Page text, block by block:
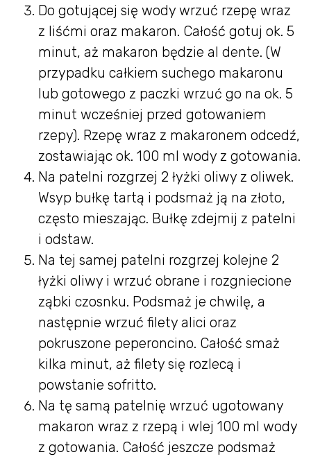
Do gotującej się wody wrzuć rzepę wraz
z liśćmi oraz makaron. Całość gotuj ok. 5
minut, aż makaron będzie al dente. (W
przypadku całkiem suchego makaronu
lub gotowego z paczki wrzuć go na ok. 5
minut wcześniej przed gotowaniem
rzepy). Rzepę wraz z makaronem odcedź,
zostawiając ok. 100 ml wody z gotowania.
Na patelni rozgrzej 2 łyżki oliwy z oliwek.
Wsyp bułkę tartą i podsmaż ją na złoto,
często mieszając. Bułkę zdejmij z patelni
i odstaw.
Na tej samej patelni rozgrzej kolejne 2
łyżki oliwy i wrzuć obrane i rozgniecione
ząbki czosnku. Podsmaż je chwilę, a
następnie wrzuć filety alici oraz
pokruszone peperoncino. Całość smaż
kilka minut, aż filety się rozlecą i
powstanie sofritto.
Na tę samą patelnię wrzuć ugotowany
makaron wraz z rzepą i wlej 100 ml wody
z gotowania. Całość jeszcze podsmaż